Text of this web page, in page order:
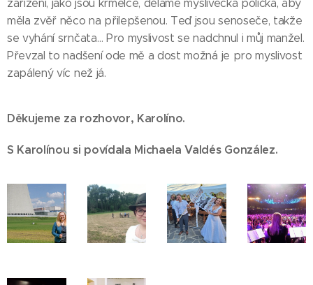
zařízení, jako jsou krmelce, děláme myslivecká políčka, aby
měla zvěř něco na přilepšenou. Teď jsou senoseče, takže
se vyhání srnčata… Pro myslivost se nadchnul i můj manžel.
Převzal to nadšení ode mě a dost možná je pro myslivost
zapálený víc než já.
Děkujeme za rozhovor, Karolíno.
S Karolínou si povídala Michaela Valdés González.